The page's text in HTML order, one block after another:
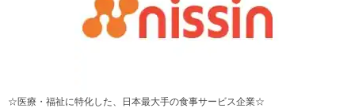
☆医療・福祉に特化した、日本最大手の食事サービス企業☆